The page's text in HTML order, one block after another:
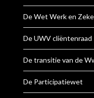
De Wet Werk en
De UWV cliëntenraad
De transitie van de
De Participatiewet